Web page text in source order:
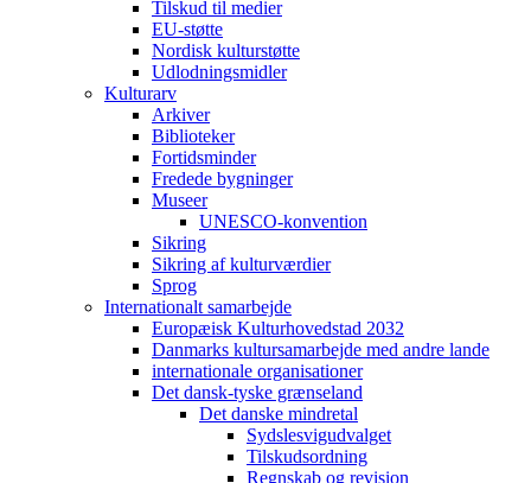
Tilskud til medier
EU-støtte
Nordisk kulturstøtte
Udlodningsmidler
Kulturarv
Arkiver
Biblioteker
Fortidsminder
Fredede bygninger
Museer
UNESCO-konvention
Sikring
Sikring af kulturværdier
Sprog
Internationalt samarbejde
Europæisk Kulturhovedstad 2032
Danmarks kultursamarbejde med andre lande
internationale organisationer
Det dansk-tyske grænseland
Det danske mindretal
Sydslesvigudvalget
Tilskudsordning
Regnskab og revision